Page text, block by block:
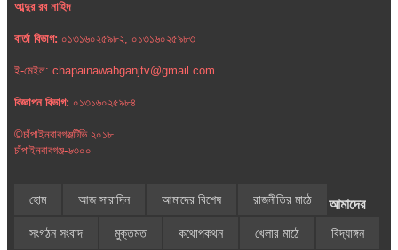
আব্দুর রব নাহিদ
বার্তা বিভাগ: ০১৩১৬০২৫৯৮২, ০১৩১৬০২৫৯৮৩
ই-মেইল: chapainawabganjtv@gmail.com
বিজ্ঞাপন বিভাগ: ০১৩১৬০২৫৯৮৪
©চাঁপাইনবাবগঞ্জটিভি ২০১৮
চাঁপাইনবাবগঞ্জ-৬৩০০
হোম আজ সারাদিন আমাদের বিশেষ রাজনীতির মাঠে
সংগঠন সংবাদ মুক্তমত কথোপকথন খেলার মাঠে বিদ্যাঙ্গন
আমাদের